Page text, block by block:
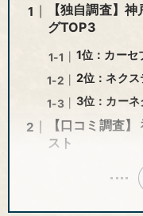
【独自調査】
グTOP3
1位：カーセ
2位：ネクス
3位：カーネ
【口コミ調査
スト